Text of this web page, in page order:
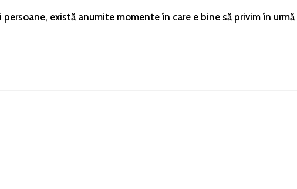
există anumite momente în care e bine să privim în